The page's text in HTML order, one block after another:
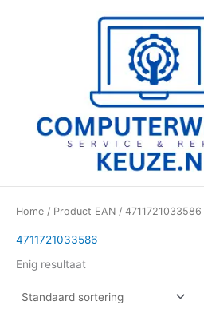
Home / Product EAN / 4711721033586
4711721033586
Enig resultaat